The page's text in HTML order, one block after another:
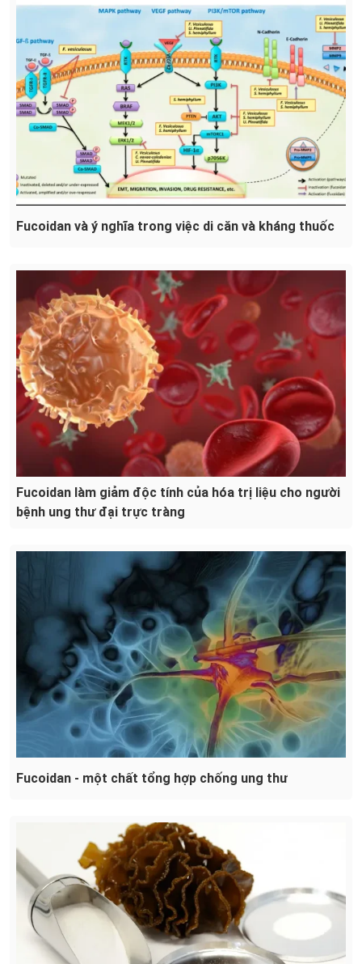
Fucoidan và ý nghĩa trong việc di căn và kháng thuốc
Fucoidan làm giảm độc tính của hóa trị liệu cho người
bệnh ung thư đại trực tràng
Fucoidan - một chất tổng hợp chống ung thư